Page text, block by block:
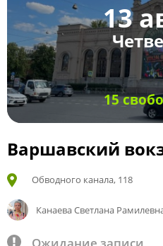
13
15
Варшавский
Обводного канала, 118
Канаева Светлана